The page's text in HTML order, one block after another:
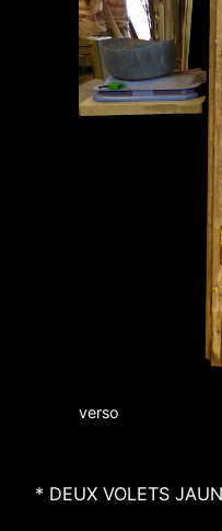
verso
* DEUX VOLETS